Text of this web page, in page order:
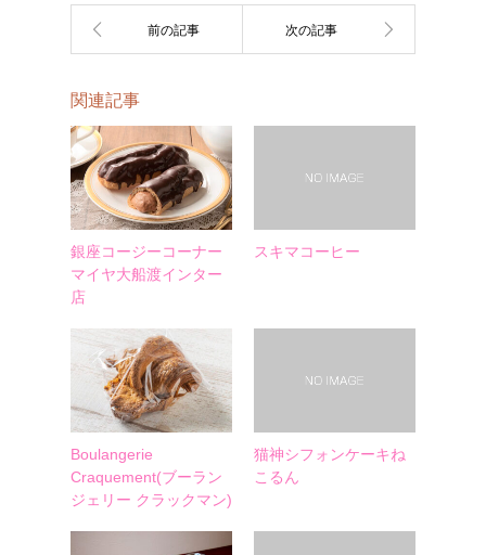
関連記事
銀座コージーコーナー
マイヤ大船渡インター
店
スキマコーヒー
Boulangerie
Craquement(ブーラン
ジェリー クラックマン)
猫神シフォンケーキね
こるん